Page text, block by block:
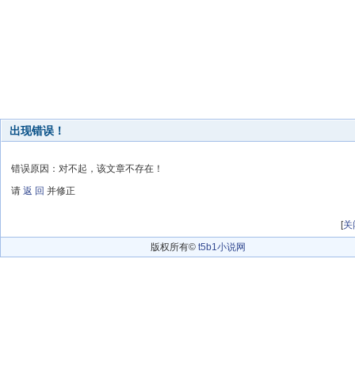
出现错误！
错误原因：对不起，该文章不存在！
请 返 回 并修正
[关
版权所有© t5b1小说网